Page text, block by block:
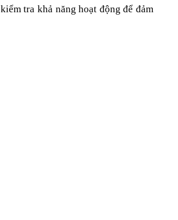
tra khả năng hoạt động để đảm